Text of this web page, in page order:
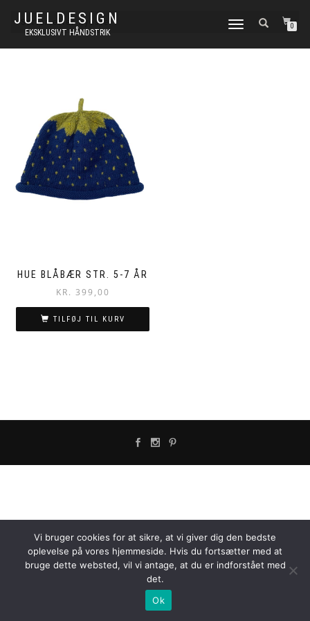
JUELDESIGN
EKSKLUSIVT HÅNDSTRIK
FLIP
0
HUE BLÅBÆR STR. 5-7 ÅR
KR. 399,00
TILFØJ TIL KURV
Vi bruger cookies for at sikre, at vi giver dig den bedste
oplevelse på vores hjemmeside. Hvis du fortsætter med at
bruge dette websted, vil vi antage, at du er indforstået med
det.
Ok